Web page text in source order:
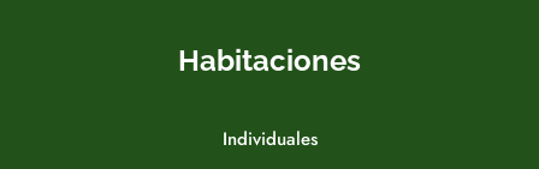
Habitaciones
Individuales